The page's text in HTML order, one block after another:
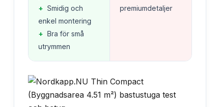
+ Smidig och
enkel montering
+ Bra för små
utrymmen
premiumdetaljer